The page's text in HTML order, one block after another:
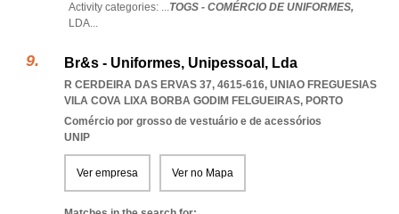
Activity categories: ...TOGS - COMÉRCIO DE UNIFORMES,
LDA...
Br&s - Uniformes, Unipessoal, Lda
R CERDEIRA DAS ERVAS 37, 4615-616, UNIAO FREGUESIAS
VILA COVA LIXA BORBA GODIM FELGUEIRAS, PORTO
Comércio por grosso de vestuário e de acessórios
UNIP
Ver empresa Ver no Mapa